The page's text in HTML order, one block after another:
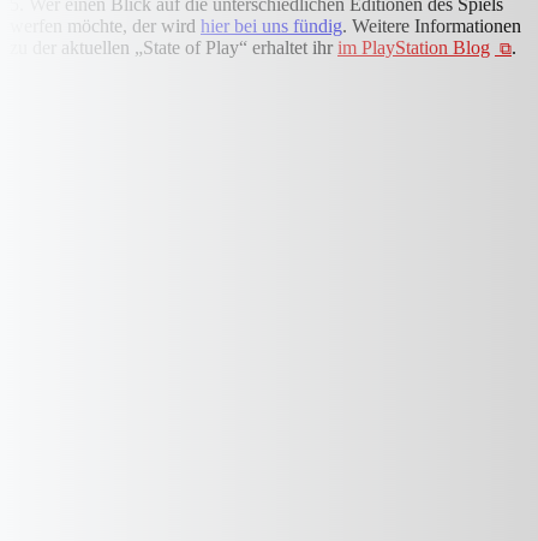
5. Wer einen Blick auf die unterschiedlichen Editionen des Spiels
werfen möchte, der wird hier bei uns fündig. Weitere Informationen
zu der aktuellen „State of Play“ erhaltet ihrim PlayStation Blog .